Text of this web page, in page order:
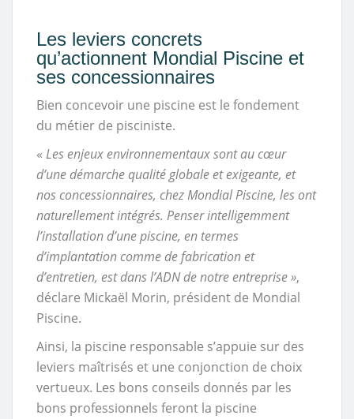
Les leviers concrets
qu’actionnent Mondial Piscine et
ses concessionnaires
Bien concevoir une piscine est le fondement
du métier de pisciniste.
« Les enjeux environnementaux sont au cœur
d’une démarche qualité globale et exigeante, et
nos concessionnaires, chez Mondial Piscine, les ont
naturellement intégrés. Penser intelligemment
l’installation d’une piscine, en termes
d’implantation comme de fabrication et
d’entretien, est dans l’ADN de notre entreprise »,
déclare Mickaël Morin, président de Mondial
Piscine.
Ainsi, la piscine responsable s’appuie sur des
leviers maîtrisés et une conjonction de choix
vertueux. Les bons conseils donnés par les
bons professionnels feront la piscine